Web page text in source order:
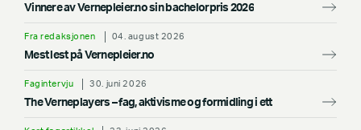
Vinnere av Vernepleier.no sin bachelorpris 2026
Fra redaksjonen 04. august 2026
Mest lest på Vernepleier.no
Fagintervju 30. juni 2026
The Verneplayers – fag, aktivisme og formidling i ett